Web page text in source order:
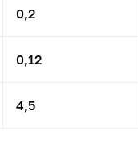
0,2
0,12
4,5